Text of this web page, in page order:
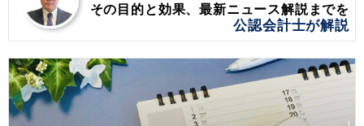
その目的と効果、最新ニュース解説までを
公認会計士が解説